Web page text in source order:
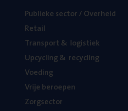
Publie­ke sec­tor / Overheid
Retail
Trans­port& logistiek
Upcy­cling& recycling
Voe­ding
Vrije beroe­pen
Zorg­sec­tor